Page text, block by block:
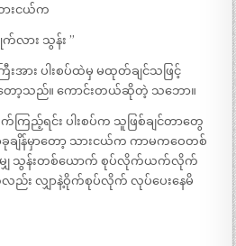
ားငယ်က
လား သွန်း ”
အား ပါးစပ်ထဲမှ မထုတ်ချင်သဖြင့်
ော့သည်။ ကောင်းတယ်ဆိုတဲ့ သဘော။
ြည့်ရင်း ပါးစပ်က သူဖြစ်ချင်တာတွေ
ချိန်မှာတော့ သားငယ်က ကာမကဝေတစ်
သမျှ သွန်းတစ်ယောက် စုပ်လိုက်ယက်လိုက်
း လျှာနဲ့ဝိုက်စုပ်လိုက် လုပ်ပေးနေမိ